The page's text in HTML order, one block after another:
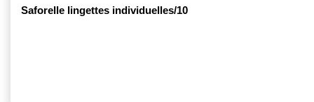
Saforelle lingettes individuelles/10